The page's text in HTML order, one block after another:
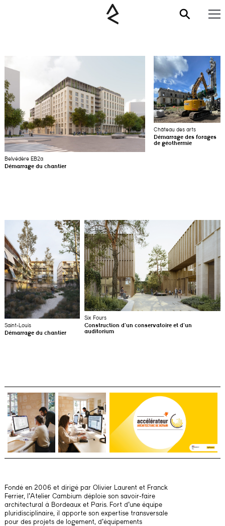
Belvédère EB2a
Démarrage du chantier
Château des arts
Démarrage des forages
de géothermie
Saint-Louis
Démarrage du chantier
Six Fours
Construction d’un conservatoire et d’un
auditorium
Fondé en 2006 et dirigé par Olivier Laurent et Franck
Ferrier, l’Atelier Cambium déploie son savoir-faire
architectural à Bordeaux et Paris. Fort d’une équipe
pluridisciplinaire, il apporte son expertise transversale
pour des projets de logement, d’équipements